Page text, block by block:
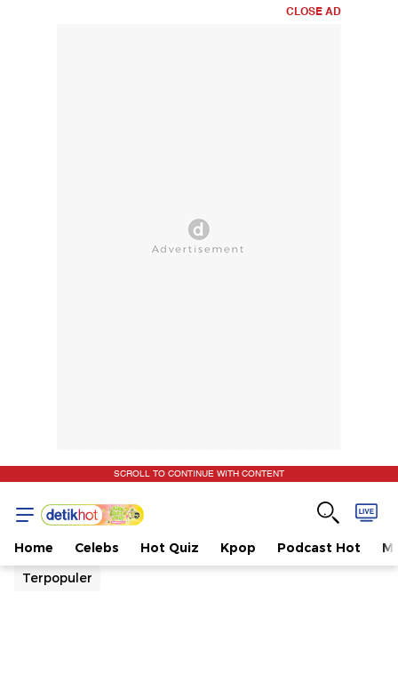
CLOSE AD
SCROLL TO CONTINUE WITH CONTENT
Home Celebs Hot Quiz Kpop Podcast Hot
Terpopuler